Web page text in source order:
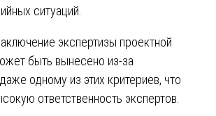
ситуаций.
экспертизы проектной
быть вынесено из-за
одному из этих критериев, что
ответственность экспертов.